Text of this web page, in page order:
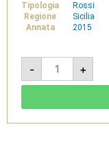
Tipologia
Rossi
Regione
Sicilia
Annata
2015
-
Achilles
Terre
siciliane
IGT
+